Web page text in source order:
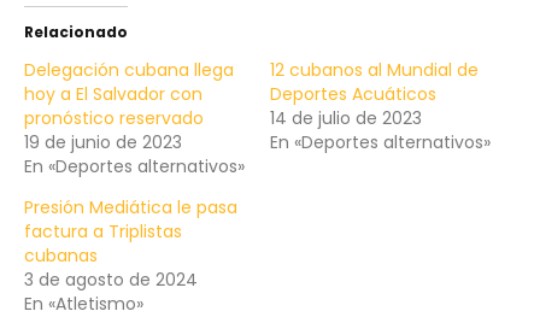
Relacionado
Delegación cubana llega
hoy a El Salvador con
pronóstico reservado
19 de junio de 2023
En «Deportes alternativos»
12 cubanos al Mundial de
Deportes Acuáticos
14 de julio de 2023
En «Deportes alternativos»
Presión Mediática le pasa
factura a Triplistas
cubanas
3 de agosto de 2024
En «Atletismo»